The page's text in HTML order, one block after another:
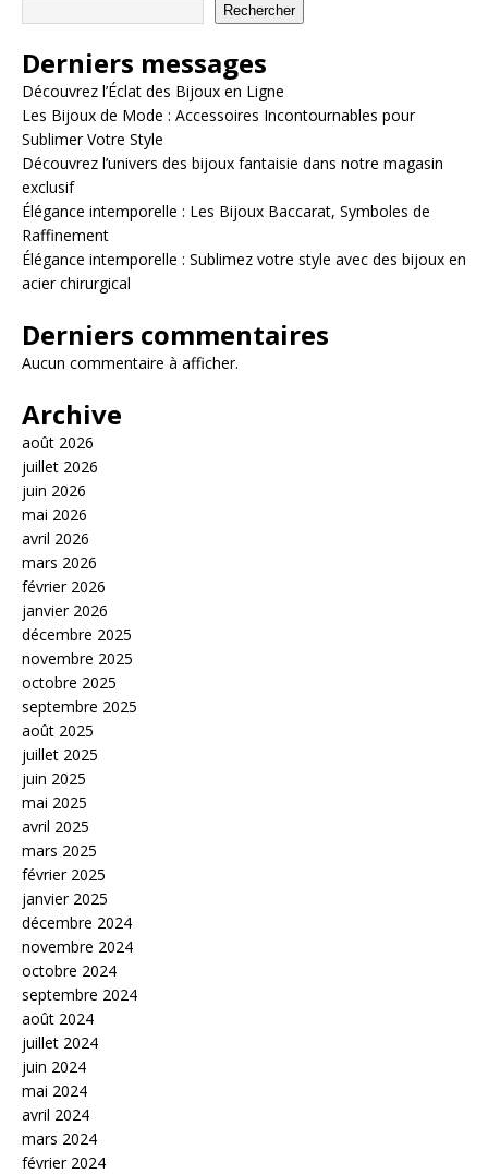
Rechercher
Derniers messages
Découvrez l’Éclat des Bijoux en Ligne
Les Bijoux de Mode : Accessoires Incontournables pour
Sublimer Votre Style
Découvrez l’univers des bijoux fantaisie dans notre magasin
exclusif
Élégance intemporelle : Les Bijoux Baccarat, Symboles de
Raffinement
Élégance intemporelle : Sublimez votre style avec des bijoux en
acier chirurgical
Derniers commentaires
Aucun commentaire à afficher.
Archive
août 2026
juillet 2026
juin 2026
mai 2026
avril 2026
mars 2026
février 2026
janvier 2026
décembre 2025
novembre 2025
octobre 2025
septembre 2025
août 2025
juillet 2025
juin 2025
mai 2025
avril 2025
mars 2025
février 2025
janvier 2025
décembre 2024
novembre 2024
octobre 2024
septembre 2024
août 2024
juillet 2024
juin 2024
mai 2024
avril 2024
mars 2024
février 2024